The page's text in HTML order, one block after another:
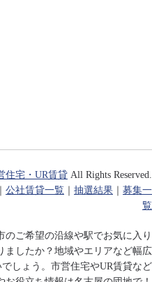
住宅・UR賃貸 All Rights Reserved.
｜ 公社賃貸一覧 ｜ 抽選結果 ｜ 募集一
覧
のご希望の沿線や駅でお気に入り
ましたか？地域やエリアなど幅広
しょう。市営住宅やUR賃貸など